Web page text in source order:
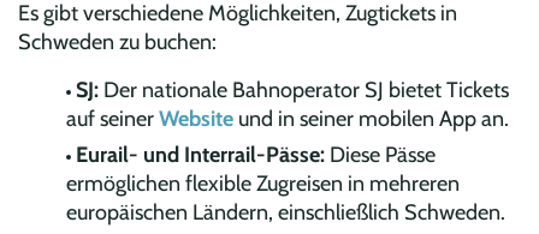
Es gibt verschiedene Möglichkeiten, Zugtickets in
Schweden zu buchen:
SJ: Der nationale Bahnoperator SJ bietet Tickets
auf seinerWebsite und in seiner mobilen App an.
Eurail- und Interrail-Pässe: Diese Pässe
ermöglichen flexible Zugreisen in mehreren
europäischen Ländern, einschließlich Schweden.